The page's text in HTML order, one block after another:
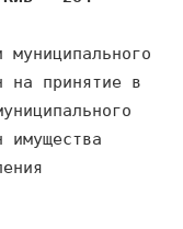
на принятие в
имущества